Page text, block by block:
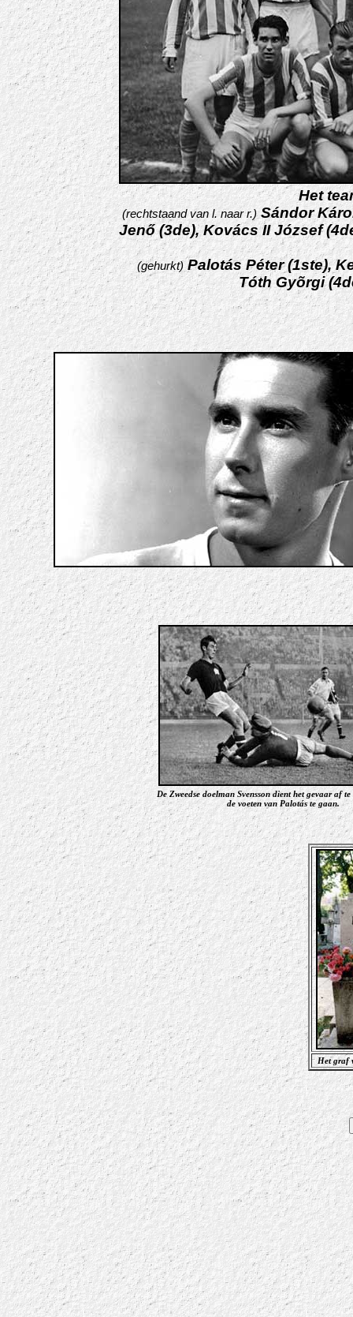
Het
(rechtstaand van l. naar r.) Sándor
Jenő (3de), Kovács II József
(gehurkt) Palotás Péter (1ste),
Tóth Gyõrgi
De Zweedse doelman Svensson dient het gevaar af
de voeten van Palotás te gaan.
Het graf